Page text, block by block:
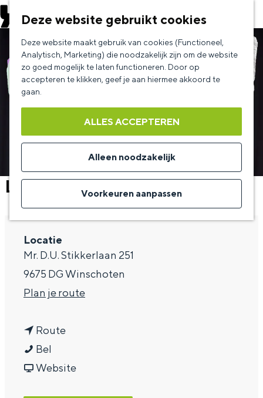
Deze website gebruikt cookies
Deze website maakt gebruik van cookies (Functioneel,
Analytisch, Marketing) die noodzakelijk zijn om de website
zo goed mogelijk te laten functioneren. Door op
accepteren te klikken, geef je aan hiermee akkoord te
gaan.
ALLES ACCEPTEREN
Alleen noodzakelijk
Voorkeuren aanpassen
Lovella Telesford
Locatie
Mr. D.U. Stikkerlaan 251
9675 DG Winschoten
Plan je routen
Routen
a
Bel
o
Websitev